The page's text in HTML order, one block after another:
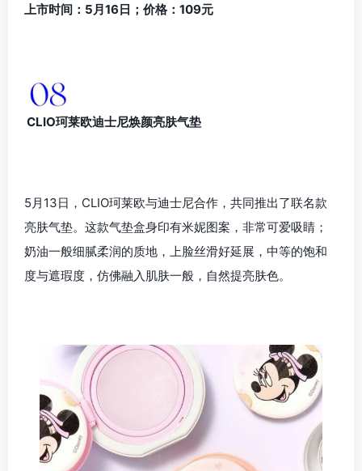
上市时间：5月16日；价格：109元
CLIO珂莱欧迪士尼焕颜亮肤气垫
5月13日，CLIO珂莱欧与迪士尼合作，共同推出了联名款
亮肤气垫。这款气垫盒身印有米妮图案，非常可爱吸睛；
奶油一般细腻柔润的质地，上脸丝滑好延展，中等的饱和
度与遮瑕度，仿佛融入肌肤一般，自然提亮肤色。